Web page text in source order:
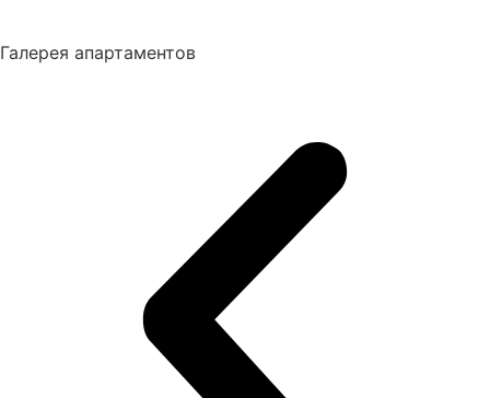
Галерея апартаментов